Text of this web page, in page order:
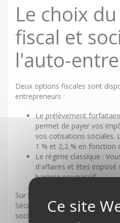
Le choix
fiscal et
l'auto-
Deux options fiscales sont
entrepreneurs :
Le prélèvement
permet de payer vos
vos cotisations sociales.
1 % et 2,2 % en fonction
Le régime classique :
d'affaires et êtes imposé
barème progressif.
Sur le plan social, les auto-
Sécurité sociale des
sociales sont calculées sur la